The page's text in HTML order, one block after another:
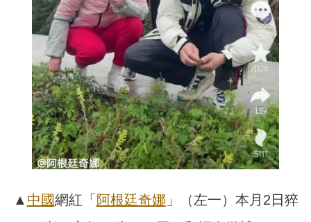
▲ 中國網紅「 阿根廷奇娜」（左一）本月2日猝